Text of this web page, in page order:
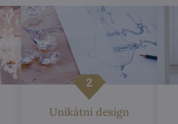
Unikátní design